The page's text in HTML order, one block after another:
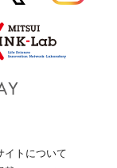
イトについて